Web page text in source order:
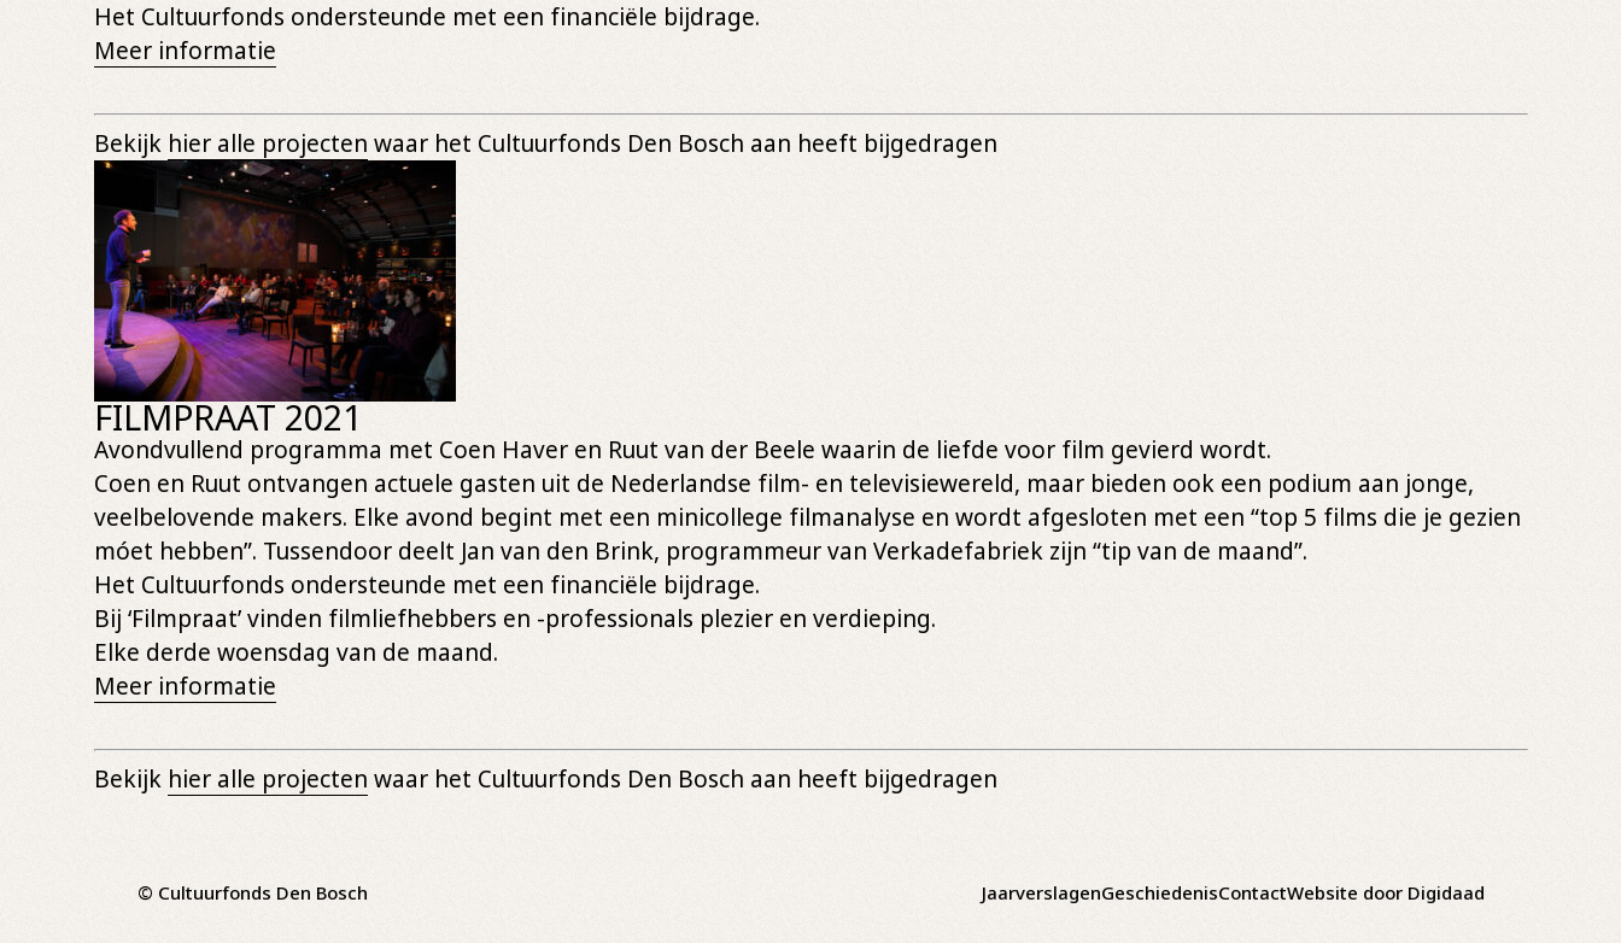
Het Cultuurfonds ondersteunde met een financiële bijdrage.
Meer informatie
Bekijk hier alle projecten waar het Cultuurfonds Den Bosch aan heeft bijgedragen
FILMPRAAT 2021
Avondvullend programma met Coen Haver en Ruut van der Beele waarin de liefde voor film gevierd wordt.
Coen en Ruut ontvangen actuele gasten uit de Nederlandse film- en televisiewereld, maar bieden ook een podium aan jonge,
veelbelovende makers. Elke avond begint met een minicollege filmanalyse en wordt afgesloten met een “top 5 films die je gezien
móet hebben”. Tussendoor deelt Jan van den Brink, programmeur van Verkadefabriek zijn “tip van de maand”.
Het Cultuurfonds ondersteunde met een financiële bijdrage.
Bij ‘Filmpraat’ vinden filmliefhebbers en -professionals plezier en verdieping.
Elke derde woensdag van de maand.
Meer informatie
Bekijk hier alle projecten waar het Cultuurfonds Den Bosch aan heeft bijgedragen
© Cultuurfonds Den Bosch JaarverslagenGeschiedenisContactWebsite door Digidaad